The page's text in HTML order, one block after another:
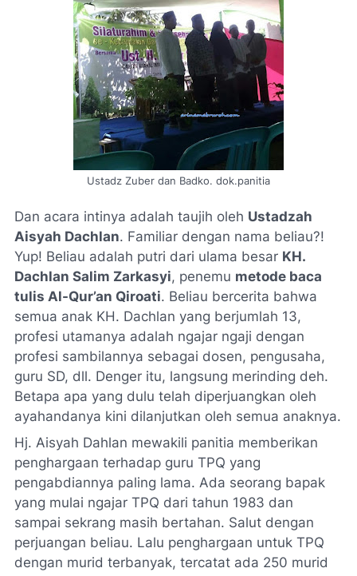
Ustadz Zuber dan Badko. dok.panitia
Dan acara intinya adalah taujih oleh Ustadzah
Aisyah Dachlan. Familiar dengan nama beliau?!
Yup! Beliau adalah putri dari ulama besar KH.
Dachlan Salim Zarkasyi, penemu metode baca
tulis Al-Qur’an Qiroati. Beliau bercerita bahwa
semua anak KH. Dachlan yang berjumlah 13,
profesi utamanya adalah ngajar ngaji dengan
profesi sambilannya sebagai dosen, pengusaha,
guru SD, dll. Denger itu, langsung merinding deh.
Betapa apa yang dulu telah diperjuangkan oleh
ayahandanya kini dilanjutkan oleh semua anaknya.
Hj. Aisyah Dahlan mewakili panitia memberikan
penghargaan terhadap guru TPQ yang
pengabdiannya paling lama. Ada seorang bapak
yang mulai ngajar TPQ dari tahun 1983 dan
sampai sekrang masih bertahan. Salut dengan
perjuangan beliau. Lalu penghargaan untuk TPQ
dengan murid terbanyak, tercatat ada 250 murid